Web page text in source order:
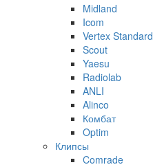
Midland
Icom
Vertex Standard
Scout
Yaesu
Radiolab
ANLI
Alinco
Комбат
Optim
Клипсы
Comrade